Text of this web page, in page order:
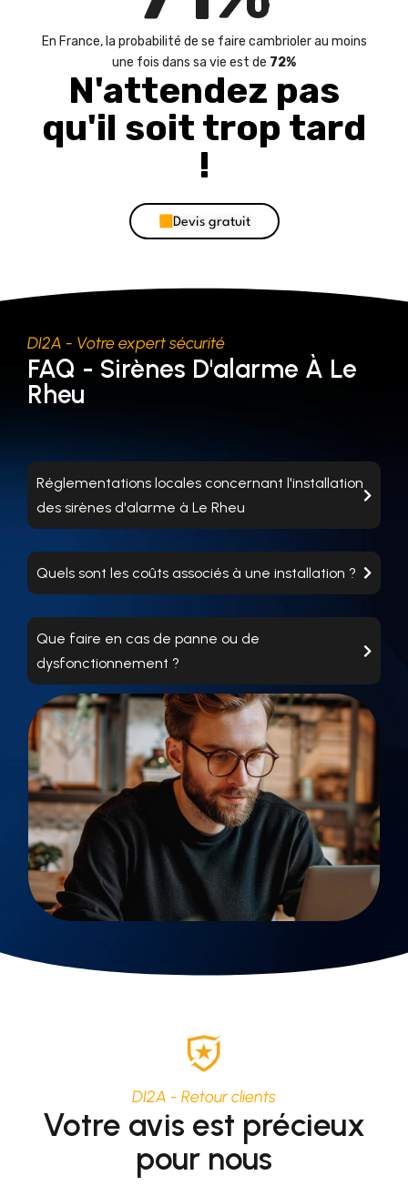
En France, la probabilité de se faire cambrioler au moins
une fois dans sa vie est de 72%
N'attendez pas
qu'il soit trop tard
!
Devis gratuit
DI2A - Votre expert sécurité
FAQ - Sirènes D'alarme À Le
Rheu
Réglementations locales concernant l'installation
des sirènes d'alarme à Le Rheu
Quels sont les coûts associés à une installation ?
Que faire en cas de panne ou de
dysfonctionnement ?
DI2A - Retour clients
Votre avis est précieux
pour nous